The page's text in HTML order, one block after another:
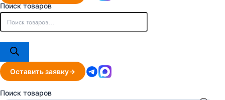
Поиск товаров
Оставить заявку
Поиск товаров